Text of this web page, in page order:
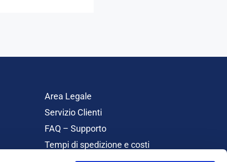
Area Legale
Servizio Clienti
FAQ – Supporto
Tempi di spedizione e costi